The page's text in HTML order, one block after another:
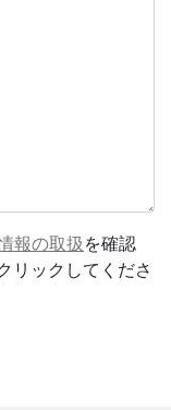
報の取扱 を確認
リックしてくださ